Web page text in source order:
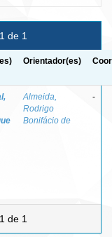
de 1
Orientador(es)
Almeida,
Rodrigo
Bonifácio de
-
de 1